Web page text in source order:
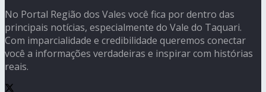
No Portal Região dos Vales você fica por dentro das
principais notícias, especialmente do Vale do Taquari.
Com imparcialidade e credibilidade queremos conectar
você a informações verdadeiras e inspirar com histórias
reais.